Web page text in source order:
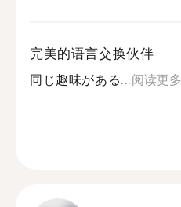
完美的语言交换伙伴
同じ趣味がある...阅读更多